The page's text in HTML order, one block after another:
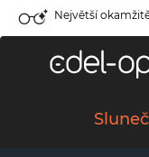
Největší